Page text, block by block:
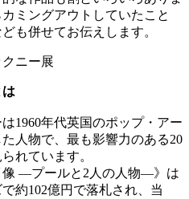
ミングアウトしていたこと
も併せてお伝えします。
1960年代英国のポップ・アー
人物で、最も影響力のある20
れています。
―プールと2人の人物―》は
約102億円で落札され、当